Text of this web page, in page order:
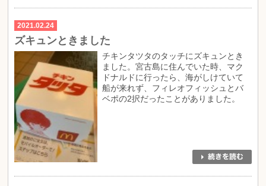
2021.02.24
ズキュンときました
チキンタツタのタッチにズキュンとき
ました。宮古島に住んでいた時、マク
ドナルドに行ったら、海がしけていて
船が来れず、フィレオフィッシュとバ
ベポの2択だったことがありました。